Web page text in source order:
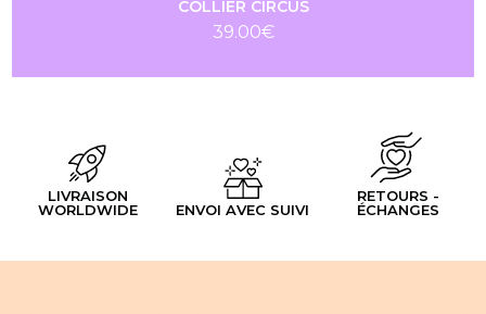
COLLIER CIRCUS
39.00€
LIVRAISON
WORLDWIDE
ENVOI AVEC SUIVI
RETOURS -
ÉCHANGES